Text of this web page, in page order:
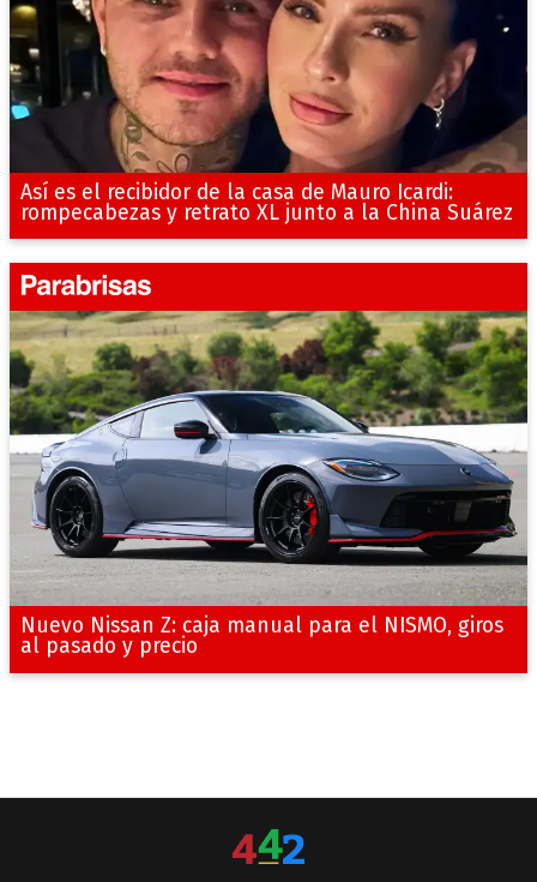
Así es el recibidor de la casa de Mauro Icardi:
rompecabezas y retrato XL junto a la China Suárez
Nuevo Nissan Z: caja manual para el NISMO, giros
al pasado y precio